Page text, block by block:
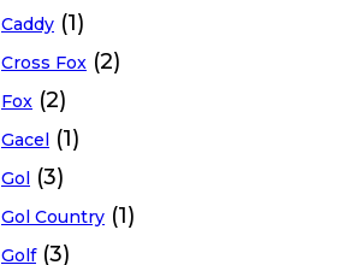
Caddy (1)
Cross Fox (2)
Fox (2)
Gacel (1)
Gol (3)
Gol Country (1)
Golf (3)